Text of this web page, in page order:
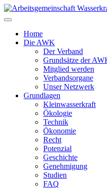
Zum
Inhalt
Home
Die AWK
Der Verband
Grundsätze der
Mitglied werden
Verbandsorgane
Unser Netzwerk
Grundlagen
Kleinwasserkraft
Ökologie
Technik
Ökonomie
Recht
Potenzial
Geschichte
Genehmigung
Studien
FAQ